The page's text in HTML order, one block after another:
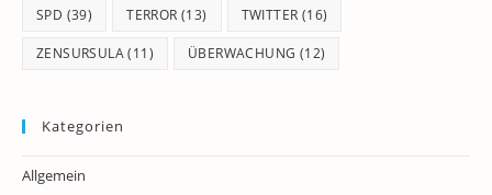
SPD (39) TERROR (13) TWITTER (16)
ZENSURSULA(11) ÜBERWACHUNG (12)
Kategorien
Allgemein